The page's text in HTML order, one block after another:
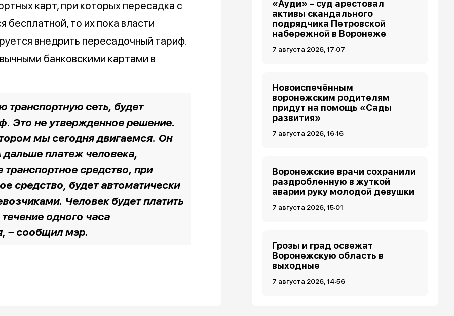
карт, при которых пересадка с
бесплатной, то их пока власти
внедрить пересадочный тариф.
банковскими картами в
транспортную сеть, будет
Это не утвержденное решение.
мы сегодня двигаемся. Он
дальше платеж человека,
средство, при
средство, будет автоматически
Человек будет платить
одного часа
– сообщил мэр.
«Ауди» – суд арестовал
активы скандального
подрядчика Петровской
набережной в Воронеже
7 августа 2026, 17:07
Новоиспечённым
воронежским родителям
придут на помощь «Сады
развития»
7 августа 2026, 16:16
Воронежские врачи сохранили
раздробленную в жуткой
аварии руку молодой девушки
7 августа 2026, 15:01
Грозы и град освежат
Воронежскую область в
выходные
7 августа 2026, 14:56